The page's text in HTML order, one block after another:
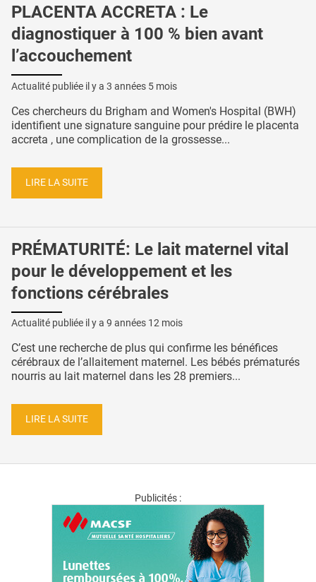
PLACENTA ACCRETA : Le
diagnostiquer à 100 % bien avant
l’accouchement
Actualité publiée il y a 3 années 5 mois
Ces chercheurs du Brigham and Women's Hospital (BWH)
identifient une signature sanguine pour prédire le placenta
accreta , une complication de la grossesse...
LIRE LA SUITE
PRÉMATURITÉ: Le lait maternel vital
pour le développement et les
fonctions cérébrales
Actualité publiée il y a 9 années 12 mois
C’est une recherche de plus qui confirme les bénéfices
cérébraux de l’allaitement maternel. Les bébés prématurés
nourris au lait maternel dans les 28 premiers...
LIRE LA SUITE
Publicités :